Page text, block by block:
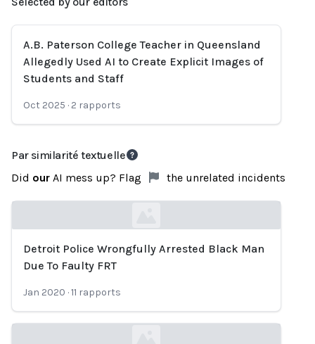
A.B. Paterson College Teacher in Queensland
Allegedly Used AI to Create Explicit Images of
Students and Staff
Oct 2025 · 2 rapports
Par similarité textuelle
Did our AI mess up? Flag the unrelated incidents
Loading...
Detroit Police Wrongfully Arrested Black Man
Due To Faulty FRT
Jan 2020 ·11 rapports